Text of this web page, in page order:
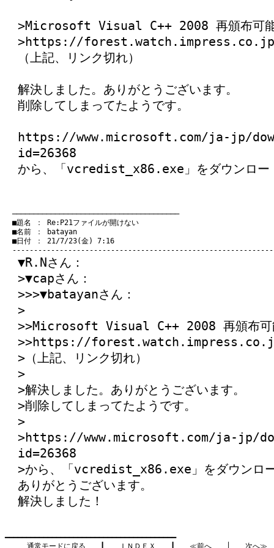
>Microsoft Visual C++ 2008 再頒布可能
>https://
（上記、リンク切れ）
解決しました。ありがとうございます。
削除してしまってたようです。
https://www.microsoft.com/ja-jp/
id=26368
から、「vcredist_x86.exe」をダウンロー
───────────────────────────────────────
■題名 ： Re:P21ファイルが開けない
■名前 ： batayan
■日付 ： 21/7/23(金) 7:16
▼R.Nさん：
>▼capさん：
>>>▼batayanさん：
>
>>Microsoft Visual C++ 2008 再頒布可能
>>https://
>（上記、リンク切れ）
>
>解決しました。ありがとうございます。
>削除してしまってたようです。
>
>https://www.microsoft.com/ja-jp/
id=26368
>から、「vcredist_x86.exe」をダウンロ
ありがとうございます。
解決しました！
━━━━━━━━━━━━━━━━━━━━━━━━━━━━━━━━━━━━━━━━
通常モードに戻る
ＩＮＤＥＸ ≪前へ
次へ≫